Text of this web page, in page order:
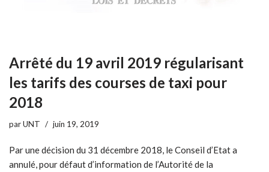
Arrêté du 19 avril 2019 régularisant
les tarifs des courses de taxi pour
2018
parUNT juin 19, 2019
Par une décision du 31 décembre 2018, le Conseil d’Etat a
annulé, pour défaut d’information de l’Autorité de la